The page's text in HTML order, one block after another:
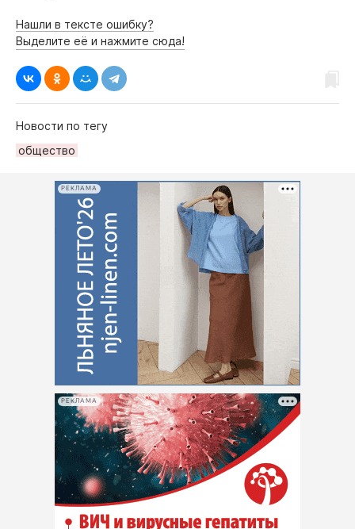
Нашли в тексте ошибку?
Выделите её и нажмите сюда!
Новости по тегу
общество
РЕКЛАМА
РЕКЛАМА